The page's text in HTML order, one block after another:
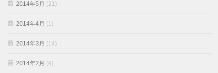
2014年5月 (21)
2014年4月 (1)
2014年3月 (14)
2014年2月 (9)